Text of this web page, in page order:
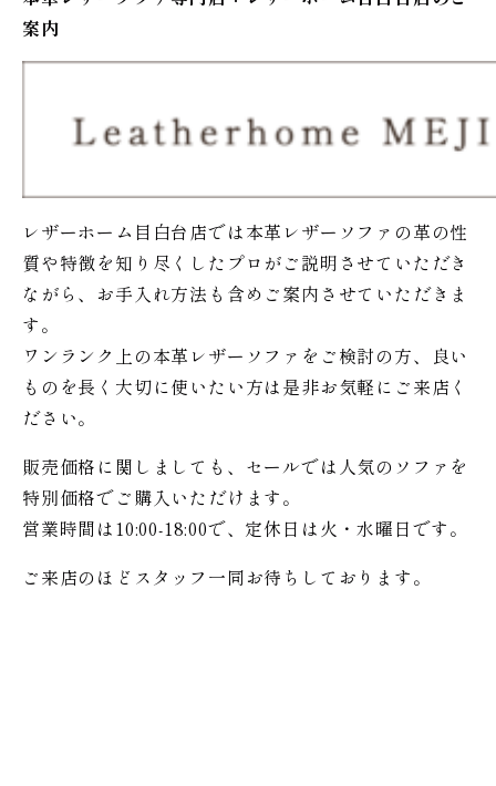
案内
レザーホーム目白台店では本革レザーソファの革の性
質や特徴を知り尽くしたプロがご説明させていただき
ながら、お手入れ方法も含めご案内させていただきま
す。
ワンランク上の本革レザーソファをご検討の方、良い
ものを長く大切に使いたい方は是非お気軽にご来店く
ださい。
販売価格に関しましても、セールでは人気のソファを
特別価格でご購入いただけます。
営業時間は10:00-18:00で、定休日は火・水曜日です。
ご来店のほどスタッフ一同お待ちしております。